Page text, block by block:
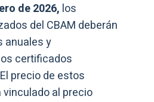
de 2026, los
del CBAM deberán
anuales y
certificados
precio de estos
al precio